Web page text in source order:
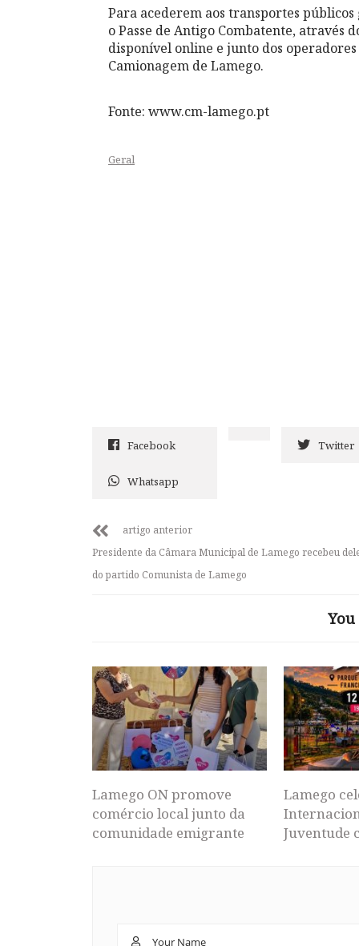
Para acederem aos transportes
o Passe de Antigo Combatente, através
disponível online e junto dos
Camionagem de Lamego.
Fonte: www.cm-lamego.pt
Geral
Facebook Twitter
Whatsapp
artigo anterior
Presidente da Câmara Municipal de Lamego recebeu
do partido Comunista de Lamego
Lamego ON promove
comércio local junto da
comunidade emigrante
Lamego
Juventude